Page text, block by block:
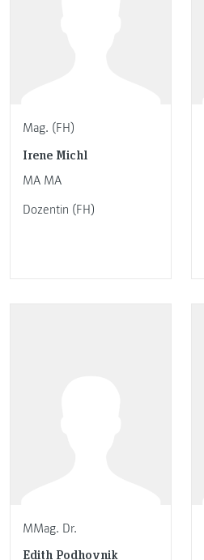
Mag. (FH)
Irene Michl
MA MA
Dozentin (FH)
MMag. Dr.
Edith Podhovnik